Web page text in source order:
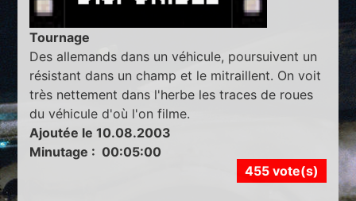
Tournage
Des allemands dans un véhicule, poursuivent un
résistant dans un champ et le mitraillent. On voit
très nettement dans l'herbe les traces de roues
du véhicule d'où l'on filme.
Ajoutée le 10.08.2003
Minutage : 00:05:00
455 vote(s)